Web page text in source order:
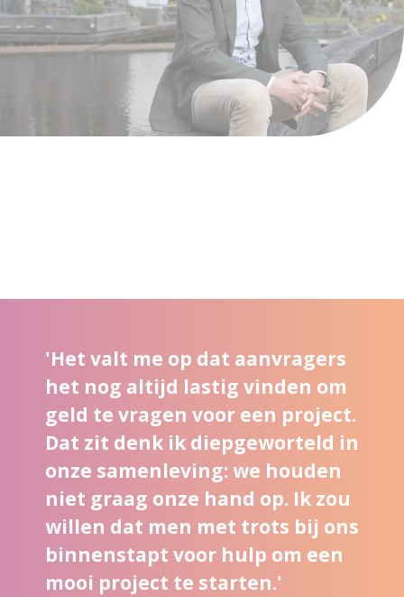
'Het valt me op dat aanvragers
het nog altijd lastig vinden om
geld te vragen voor een project.
Dat zit denk ik diepgeworteld in
onze samenleving: we houden
niet graag onze hand op. Ik zou
willen dat men met trots bij ons
binnenstapt voor hulp om een
mooi project te starten.'